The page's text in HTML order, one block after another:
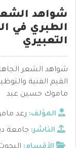
شواهد
الطبري في
التعبيري
القيم الفنية
ماموك حسين عبد
المؤلف: رعد
الناشر: جامعة